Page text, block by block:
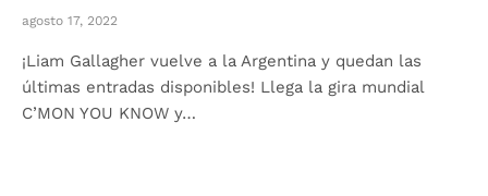
agosto 17, 2022
¡Liam Gallagher vuelve a la Argentina y quedan las
últimas entradas disponibles! Llega la gira mundial
C’MON YOU KNOW y…